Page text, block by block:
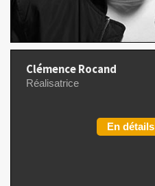
Clémence Rocand
Réalisatrice
En détails